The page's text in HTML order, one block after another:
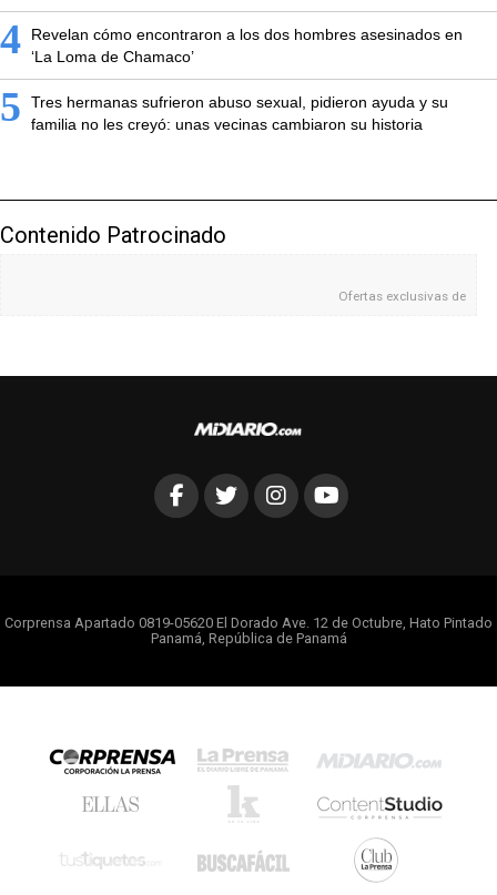
4
Revelan cómo encontraron a los dos hombres asesinados en
‘La Loma de Chamaco’
5
Tres hermanas sufrieron abuso sexual, pidieron ayuda y su
familia no les creyó: unas vecinas cambiaron su historia
Contenido Patrocinado
Ofertas exclusivas de
Corprensa Apartado 0819-05620 El Dorado Ave. 12 de Octubre, Hato Pintado
Panamá, República de Panamá